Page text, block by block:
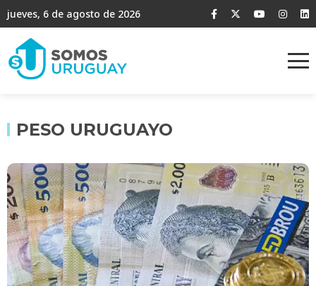
jueves, 6 de agosto de 2026
PESO URUGUAYO